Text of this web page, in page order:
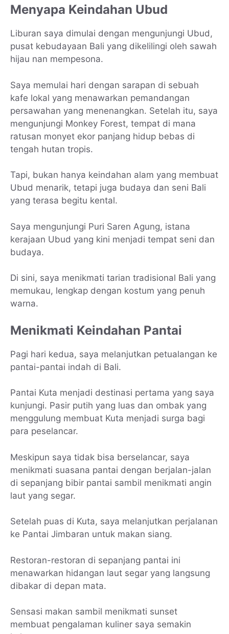
Menyapa Keindahan Ubud
Liburan saya dimulai dengan mengunjungi Ubud,
pusat kebudayaan Bali yang dikelilingi oleh sawah
hijau nan mempesona.
Saya memulai hari dengan sarapan di sebuah
kafe lokal yang menawarkan pemandangan
persawahan yang menenangkan. Setelah itu, saya
mengunjungi Monkey Forest, tempat di mana
ratusan monyet ekor panjang hidup bebas di
tengah hutan tropis.
Tapi, bukan hanya keindahan alam yang membuat
Ubud menarik, tetapi juga budaya dan seni Bali
yang terasa begitu kental.
Saya mengunjungi Puri Saren Agung, istana
kerajaan Ubud yang kini menjadi tempat seni dan
budaya.
Di sini, saya menikmati tarian tradisional Bali yang
memukau, lengkap dengan kostum yang penuh
warna.
Menikmati Keindahan Pantai
Pagi hari kedua, saya melanjutkan petualangan ke
pantai-pantai indah di Bali.
Pantai Kuta menjadi destinasi pertama yang saya
kunjungi. Pasir putih yang luas dan ombak yang
menggulung membuat Kuta menjadi surga bagi
para peselancar.
Meskipun saya tidak bisa berselancar, saya
menikmati suasana pantai dengan berjalan-jalan
di sepanjang bibir pantai sambil menikmati angin
laut yang segar.
Setelah puas di Kuta, saya melanjutkan perjalanan
ke Pantai Jimbaran untuk makan siang.
Restoran-restoran di sepanjang pantai ini
menawarkan hidangan laut segar yang langsung
dibakar di depan mata.
Sensasi makan sambil menikmati sunset
membuat pengalaman kuliner saya semakin